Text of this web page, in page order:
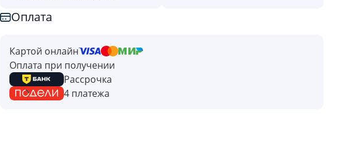
Оплата
Картой онлайн
Оплата при получении
Рассрочка
4 платежа